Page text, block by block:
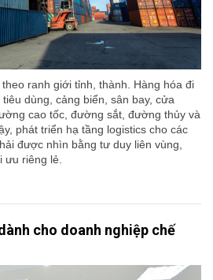
ranh giới tỉnh, thành. Hàng hóa đi
dùng, cảng biển, sân bay, cửa
cao tốc, đường sắt, đường thủy và
phát triển hạ tầng logistics cho các
được nhìn bằng tư duy liên vùng,
ưu riêng lẻ.
cho doanh nghiệp chế